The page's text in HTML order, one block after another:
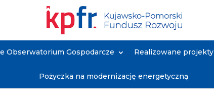
Obserwatorium Gospodarcze Realizowane projekty
Pożyczka na modernizację energetyczną